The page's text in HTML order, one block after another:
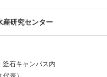
産研究センター
石キャンパス内